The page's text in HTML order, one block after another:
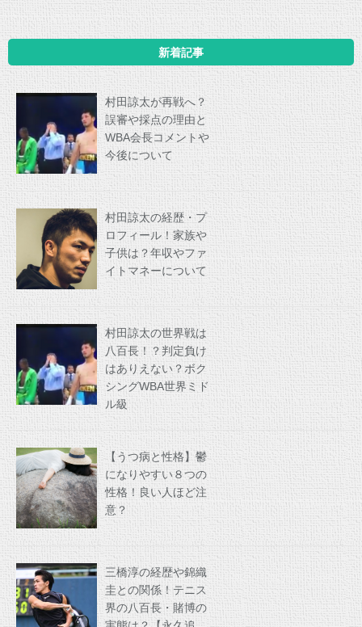
新着記事
村田諒太が再戦へ？
誤審や採点の理由と
WBA会長コメントや
今後について
村田諒太の経歴・プ
ロフィール！家族や
子供は？年収やファ
イトマネーについて
村田諒太の世界戦は
八百長！？判定負け
はありえない？ボク
シングWBA世界ミド
ル級
【うつ病と性格】鬱
になりやすい８つの
性格！良い人ほど注
意？
三橋淳の経歴や錦織
圭との関係！テニス
界の八百長・賭博の